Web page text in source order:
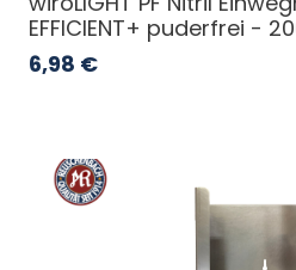
EFFICIENT+ puderfrei -
6,98 €